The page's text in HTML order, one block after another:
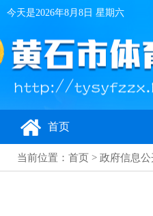
今天是2026年8月8日 星期六
首页
当前位置： 首页 > 政府信息公